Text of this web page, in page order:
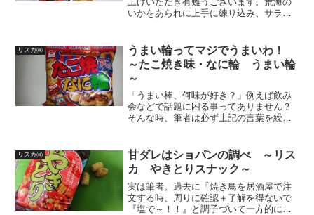
いかをあられに上手に練り込み、サラダ
どき曲がります。どうしてか
な・・・・・・？でもおいしいですヨ...
リスカ㈱
うまい輪ってマジでうまいわ！
～たこ焼き味・なに輪 うまい輪
～
「うまい棒、何味が好き？」例えば飲み
会などで話題に困る事ってありません？
そんな時、筆者は必ず上記の言葉を繰り
ベるのが常ですが、筆者にとっては「栗
田艦隊レイテ湾突入」レベ...
リスカ㈱
甘ダレはショパンの調べ ～リス
カ やきとりスナック～
実は筆者。過去に「焼き鳥を居酒屋で注
文する時、周りに確認＋了解を得ないで
『塩で～！！』と調子づいて一方的に頼